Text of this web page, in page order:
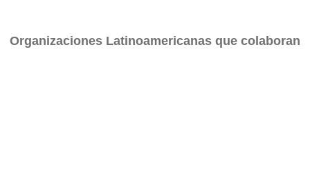
Organizaciones Latinoamericanas que colaboran